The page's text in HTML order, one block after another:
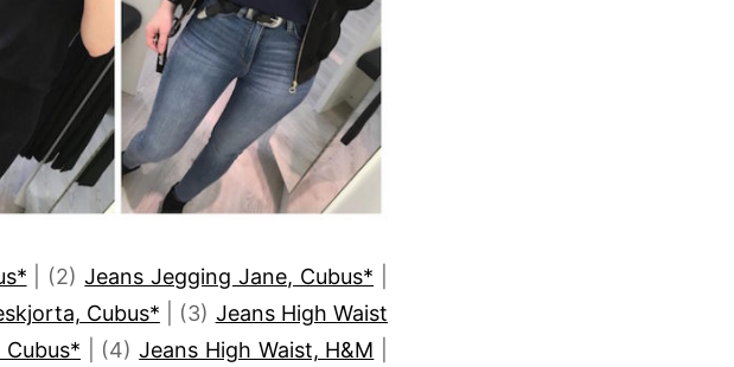
| (2)Jeans Jegging Jane, Cubus*
Cubus* | (3) Jeans High Waist
| (4)Jeans High Waist, H&M